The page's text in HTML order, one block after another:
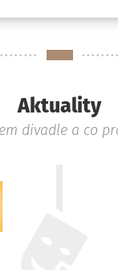
Aktuality
divadle a co